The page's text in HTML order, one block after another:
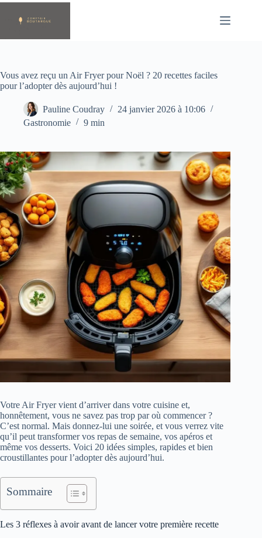
Passer
contenu
Vous avez reçu un Air Fryer pour Noël ? 20 recettes faciles
pour l’adopter dès aujourd’hui !
Pauline Coudray
24 janvier 2026 à 10:06
Gastronomie
9 min
Votre Air Fryer vient d’arriver dans votre cuisine et,
honnêtement, vous ne savez pas trop par où commencer ?
C’est normal. Mais donnez-lui une soirée, et vous verrez vite
qu’il peut transformer vos repas de semaine, vos apéros et
même vos desserts. Voici 20 idées simples, rapides et bien
croustillantes pour l’adopter dès aujourd’hui.
Sommaire
Les 3 réflexes à avoir avant de lancer votre première recette